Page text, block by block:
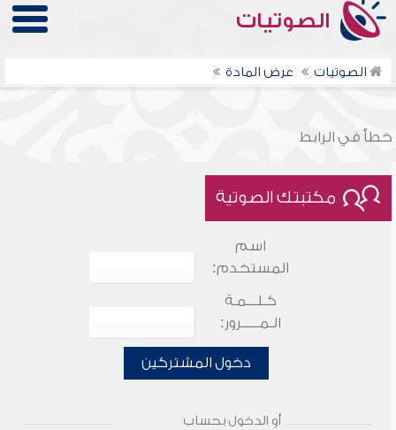
الصوتيات
الصوتيات عرض المادة
خطأ في الرابط
مكتبتك الصوتية
اسم
المستخدم:
كـلـــمـة
الـمـــــرور:
دخول المشتركين
أو الدخول بحساب